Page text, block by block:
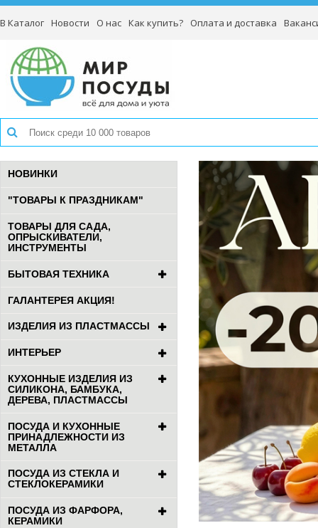
В Каталог Новости О нас Как купить? Оплата и доставка
НОВИНКИ
"ТОВАРЫ К ПРАЗДНИКАМ"
ТОВАРЫ ДЛЯ САДА,
ОПРЫСКИВАТЕЛИ,
ИНСТРУМЕНТЫ
БЫТОВАЯ ТЕХНИКА
ГАЛАНТЕРЕЯ АКЦИЯ!
ИЗДЕЛИЯ ИЗ ПЛАСТМАССЫ
ИНТЕРЬЕР
КУХОННЫЕ ИЗДЕЛИЯ ИЗ
СИЛИКОНА, БАМБУКА,
ДЕРЕВА, ПЛАСТМАССЫ
ПОСУДА И КУХОННЫЕ
ПРИНАДЛЕЖНОСТИ ИЗ
МЕТАЛЛА
ПОСУДА ИЗ СТЕКЛА И
СТЕКЛОКЕРАМИКИ
ПОСУДА ИЗ ФАРФОРА,
КЕРАМИКИ